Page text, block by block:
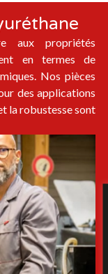
aux propriétés
en termes de
Nos pièces
des applications
la robustesse sont